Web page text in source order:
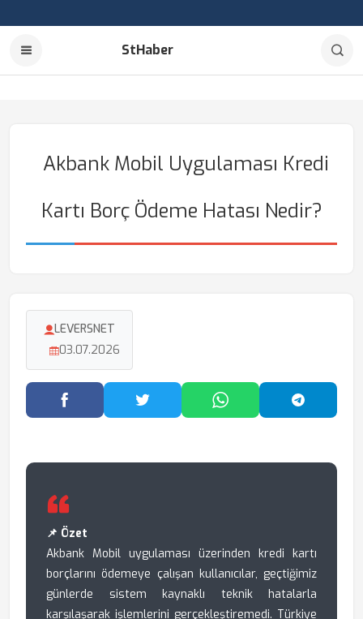
StHaber
Akbank Mobil Uygulaması Kredi
Kartı Borç Ödeme Hatası Nedir?
LEVERSNET
03.07.2026
Facebook'ta PaylaşTwitter'da PaylaşWhatsApp'ta Paylaş
📌 Özet
Akbank Mobil uygulaması üzerinden kredi kartı
borçlarını ödemeye çalışan kullanıcılar, geçtiğimiz
günlerde sistem kaynaklı teknik hatalarla
karşılaşarak işlemlerini gerçekleştiremedi. Türkiye